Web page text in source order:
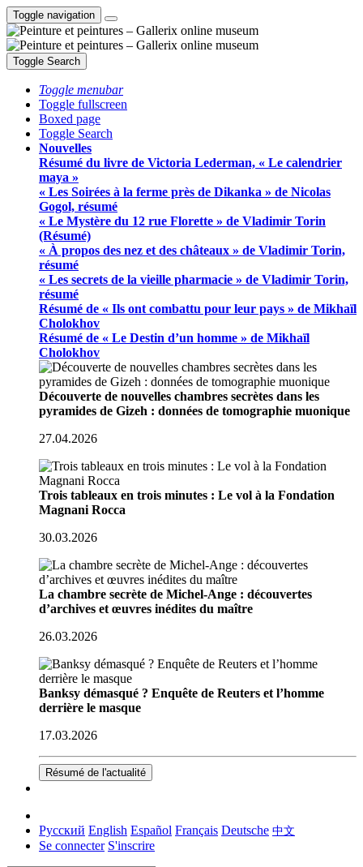
Toggle navigation
Toggle Search
Toggle menubar
Toggle fullscreen
Boxed page
Toggle Search
Nouvelles
Résumé du livre de Victoria Lederman, « Le calendrier
maya »
« Les Soirées à la ferme près de Dikanka » de Nicolas
Gogol, résumé
« Le Mystère du 12 rue Florette » de Vladimir Torin
(Résumé)
« À propos des nez et des châteaux » de Vladimir Torin,
résumé
« Les secrets de la vieille pharmacie » de Vladimir Torin,
résumé
Résumé de « Ils ont combattu pour leur pays » de Mikhaïl
Cholokhov
Résumé de « Le Destin d’un homme » de Mikhaïl
Cholokhov
Découverte de nouvelles chambres secrètes dans les
pyramides de Gizeh : données de tomographie muonique
27.04.2026
Trois tableaux en trois minutes : Le vol à la Fondation
Magnani Rocca
30.03.2026
La chambre secrète de Michel-Ange : découvertes
d’archives et œuvres inédites du maître
26.03.2026
Banksy démasqué ? Enquête de Reuters et l’homme
derrière le masque
17.03.2026
Résumé de l'actualité
Русский English Español Français Deutsche 中文
Se connecter S'inscrire